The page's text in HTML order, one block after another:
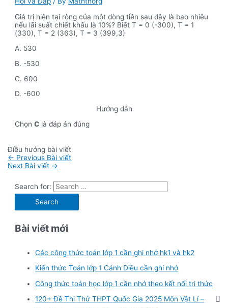
Giá trị hiện tại ròng của một dòng tiền sau đây là bao nhiêu
nếu lãi suất chiết khấu là 10%? Biết T = 0 (-300), T = 1
(330), T = 2 (363), T = 3 (399,3)
A. 530
B. -530
C. 600
D. -600
Hướng dẫn
ChọnC là đáp án đúng
Điều hướng bài viết
← Previous Bài viết
Next Bài viết →
Search for:
Bài viết mới
Các công thức toán lớp 1 cần ghi nhớ hk1 và hk2
Kiến thức Toán lớp 1 Cánh Diều cần ghi nhớ
Công thức toán học lớp 1 cần nhớ theo kết nối tri thức
120+ Đề Thi Thử THPT Quốc Gia 2025 Môn Vật Lí –